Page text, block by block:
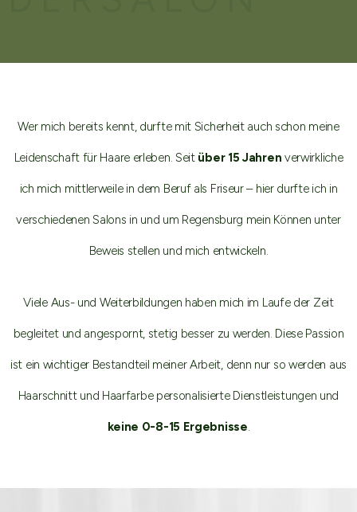
Wer mich bereits kennt, durfte mit Sicherheit auch schon meine
Leidenschaft für Haare erleben. Seit über 15 Jahren verwirkliche
ich mich mittlerweile in dem Beruf als Friseur – hier durfte ich in
verschiedenen Salons in und um Regensburg mein Können unter
Beweis stellen und mich entwickeln.
Viele Aus- und Weiterbildungen haben mich im Laufe der Zeit
begleitet und angespornt, stetig besser zu werden. Diese Passion
ist ein wichtiger Bestandteil meiner Arbeit, denn nur so werden aus
Haarschnitt und Haarfarbe personalisierte Dienstleistungen und
keine 0-8-15 Ergebnisse.